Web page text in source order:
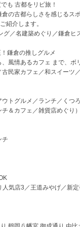
も 古都をリピ旅！
の古都らしさを感じるス
紹介します。
グ／名建築めぐり／鎌倉ヒ
鎌倉の推しグルメ
風情あるカフェ まで、ボ
古民家カフェ／和スイーツ
トグルメ／ランチ／くつ
＆カフェ／雑貨店めぐり）
チ
気店3／王道みやげ／新